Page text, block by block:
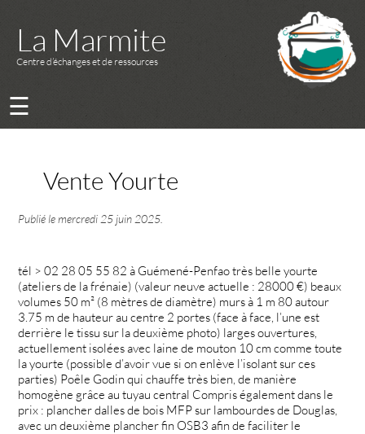
La Marmite
Centre d’échanges et de ressources
☰
Vente Yourte
Publié lemercredi 25 juin 2025
tél > 02 28 05 55 82 à Guémené-Penfao très belle yourte
(ateliers de la frénaie) (valeur neuve actuelle : 28000 €) beaux
volumes 50 m² (8 mètres de diamètre) murs à 1 m 80 autour
3.75 m de hauteur au centre 2 portes (face à face, l’une est
derrière le tissu sur la deuxième photo) larges ouvertures,
actuellement isolées avec laine de mouton 10 cm comme toute
la yourte (possible d’avoir vue si on enlève l’isolant sur ces
parties) Poêle Godin qui chauffe très bien, de manière
homogène grâce au tuyau central Compris également dans le
prix : plancher dalles de bois MFP sur lambourdes de Douglas,
avec un deuxième plancher fin OSB3 afin de faciliter le